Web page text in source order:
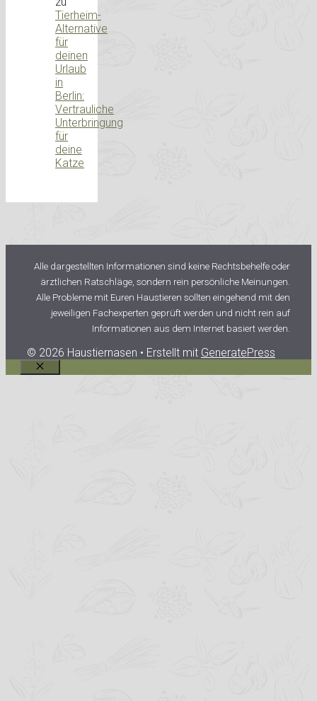
Tierheim-
Alternative
für
deinen
Urlaub
in
Berlin:
Vertrauliche
Unterbringung
für
deine
Katze
Alle dargestellten Informationen sind keine Rechtsbehelfe oder
ärztlichen Ratschläge, sondern rein persönliche Meinungen.
Alle Probleme mit Euren Haustieren sollten eingehend mit den
jeweiligen Fachexperten geprüft werden und nicht rein auf
Informationen aus dem Internet basiert werden.
© 2026 Haustiernasen • Erstellt mit GeneratePress
Schließen